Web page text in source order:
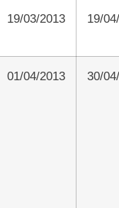
19/03/2013
19/
01/04/2013 30/